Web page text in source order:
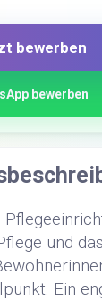
bewerben
bewerben
und das
Ein